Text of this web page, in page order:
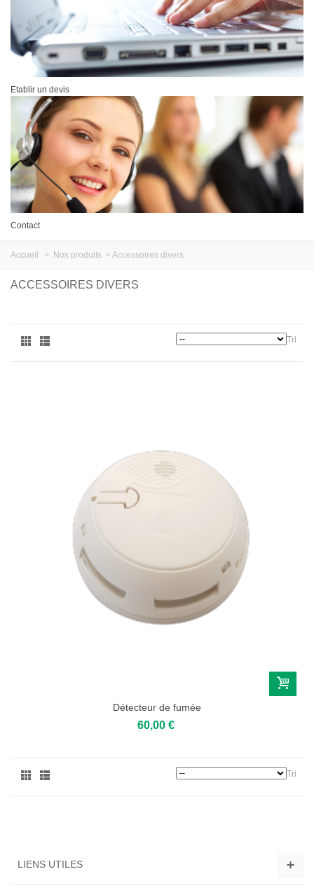
Etablir un devis
Contact
Accueil > Nos produits > Accessoires divers
ACCESSOIRES DIVERS
Tri
Détecteur de fumée
60,00 €
Tri
LIENS UTILES